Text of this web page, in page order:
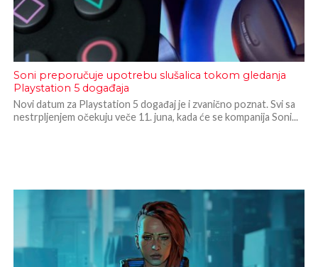
Soni preporučuje upotrebu slušalica tokom gledanja
Playstation 5 događaja
Novi datum za Playstation 5 događaj je i zvanično poznat. Svi sa
nestrpljenjem očekuju veče 11. juna, kada će se kompanija Soni...